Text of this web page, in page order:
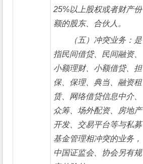
25%以上股权或者财产份
额的股东、合伙人。
（五）冲突业务：是
指民间借贷、民间融资、
小额理财、小额借贷、担
保、保理、典当、融资租
赁、网络借贷信息中介、
众筹、场外配资、房地产
开发、交易平台等与私募
基金管理相冲突的业务，
中国证监会、协会另有规